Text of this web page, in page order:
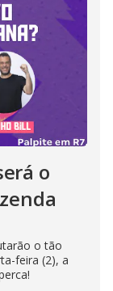
o
o tão
feira (2), a